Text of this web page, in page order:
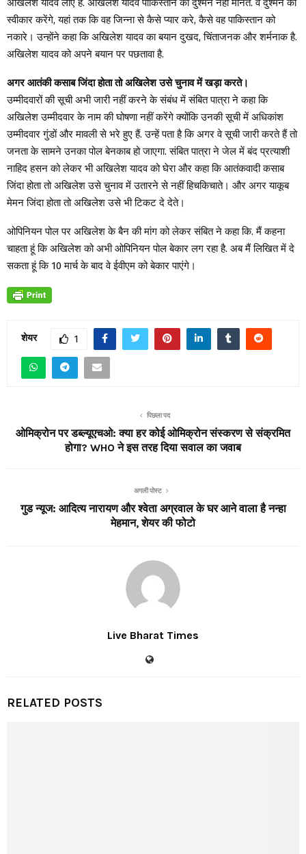
स्वीकार करेंगे, यहां तक ​​कि वह जिन्ना से कैसे प्यार करे, कैसे वह पाकिस्तान को
नकारे। उन्होंने कहा कि अखिलेश यादव का बयान दुखद, चिंताजनक और शर्मनाक है.
अखिलेश यादव को अपने बयान पर पछतावा है.
अगर आतंकी कसाब जिंदा होता तो अखिलेश उसे चुनाव में खड़ा करते।
उम्मीदवारों की सूची अभी जारी नहीं करने के संबंध में संबित पात्रा ने कहा कि
अखिलेश उम्मीदवार के नाम की घोषणा नहीं करेंगे क्योंकि उनकी सूची में अधिकांश
उम्मीदवार गुंडों और मावली से भरे हुए हैं. उन्हें पता है कि अगर वे सूची जारी करते हैं तो
जनता के सामने उनका पोल बेनकाब हो जाएगा. संबित पात्रा ने जेल में बंद प्रत्याशी
नाहिद हसन को लेकर भी अखिलेश यादव को घेरा और कहा कि आतंकवादी कसाब
जिंदा होता तो अखिलेश उसे चुनाव में उतारने से नहीं हिचकिचाते। और अगर याकूब
मेमन जिंदा होता तो अखिलेश उसे भी टिकट दे देते।
ओपिनियन पोल पर अखिलेश के बैन की मांग को लेकर संबित ने कहा कि. मैं कहना
चाहता हूं कि अखिलेश को अभी ओपिनियन पोल बेकार लग रहा है. अब मैं लिखित में दे
सकता हूं कि 10 मार्च के बाद वे ईवीएम को बेकार पाएंगे।
शेयर 1
पिछला पद
ओमिक्रोन पर डब्ल्यूएचओ: क्या हर कोई ओमिक्रोन संस्करण से संक्रमित
होगा? WHO ने इस तरह दिया सवाल का जवाब
अगली पोस्ट
गुड न्यूज: आदित्य नारायण और श्वेता अग्रवाल के घर आने वाला है नन्हा
मेहमान, शेयर की फोटो
Live Bharat Times
RELATED POSTS